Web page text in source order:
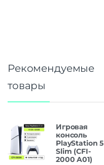
Рекомендуемые
товары
Игровая
консоль
PlayStation 5
Slim (CFI-
2000 A01)